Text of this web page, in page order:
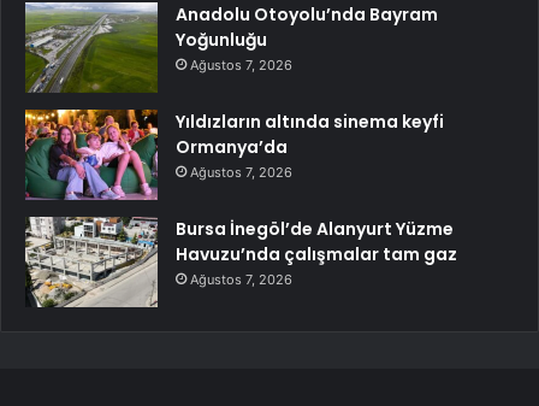
Anadolu Otoyolu’nda Bayram
Yoğunluğu
Ağustos 7, 2026
Yıldızların altında sinema keyfi
Ormanya’da
Ağustos 7, 2026
Bursa İnegöl’de Alanyurt Yüzme
Havuzu’nda çalışmalar tam gaz
Ağustos 7, 2026